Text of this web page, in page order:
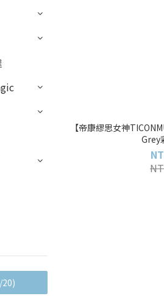
20)
【帝康繆思女神
Grey